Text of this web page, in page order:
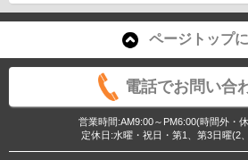
ページトップ
電話でお問い合
営業時間:AM9:00～PM6:00(時間外・
定休日:水曜・祝日・第1、第3日曜(2